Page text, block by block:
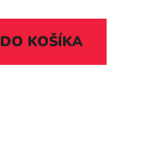
DO KOŠÍKA